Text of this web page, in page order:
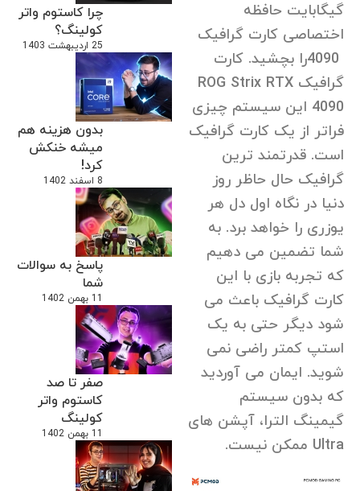
چرا کاستوم واتر
کولینگ؟
25 اردیبهشت 1403
بدون هزینه هم
میشه خنکش
کرد!
8 اسفند 1402
پاسخ به سوالات
شما
11 بهمن 1402
صفر تا صد
کاستوم واتر
کولینگ
11 بهمن 1402
گیگابایت حافظه
اختصاصی کارت گرافیک
4090را بچشید. کارت
گرافیک ROG Strix RTX
4090 این سیستم چیزی
فراتر از یک کارت گرافیک
است. قدرتمند ترین
گرافیک حال حاظر روز
دنیا در نگاه اول دل هر
یوزری را خواهد برد. به
شما تضمین می دهیم
که تجربه بازی با این
کارت گرافیک باعث می
شود دیگر حتی به یک
استپ کمتر راضی نمی
شوید. ایمان می آوردید
که بدون سیستم
گیمینگ الترا، آپشن های
Ultra ممکن نیست.